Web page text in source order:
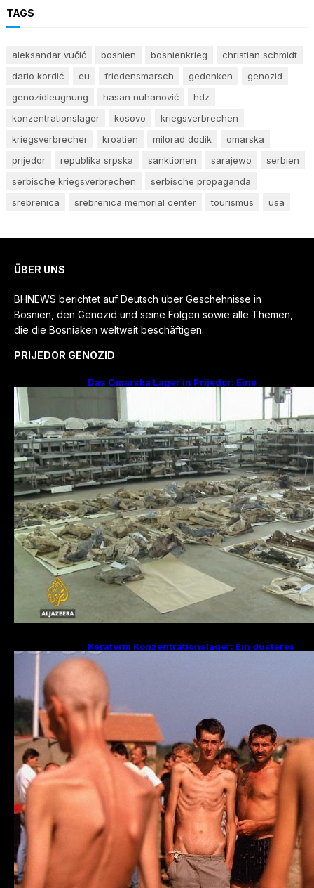
TAGS
aleksandar vučić bosnien bosnienkrieg
christian schmidt
dario kordić
eu friedensmarsch gedenken
genozid
genozidleugnung
hasan nuhanović
hdz
konzentrationslager
kosovo
kriegsverbrechen
kriegsverbrecher
kroatien milorad dodik
omarska
prijedor
republika srpska sanktionen sarajewo
serbien
serbische kriegsverbrechen
serbische propaganda
srebrenica
srebrenica memorial center tourismus usa
ÜBER UNS
BHNEWS berichtet auf Deutsch über Geschehnisse in
Bosnien, den Genozid und seine Folgen sowie alle Themen,
die die Bosniaken weltweit beschäftigen.
PRIJEDOR GENOZID
Das Omarska Lager in Prijedor: Eine
Todesfabrik ohne Krieg
Keraterm Konzentrationslager: Ein düsteres
Kapitel des Bosnienkrieges und serbische
Kriegsverbrechen